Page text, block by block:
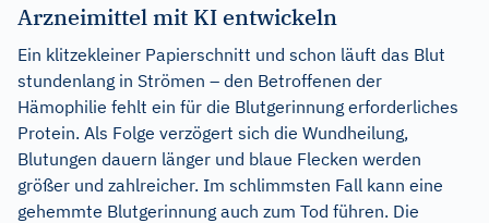
Arzneimittel mit KI entwickeln
Ein klitzekleiner Papierschnitt und schon läuft das Blut
stundenlang in Strömen – den Betroffenen der
Hämophilie fehlt ein für die Blutgerinnung erforderliches
Protein. Als Folge verzögert sich die Wundheilung,
Blutungen dauern länger und blaue Flecken werden
größer und zahlreicher. Im schlimmsten Fall kann eine
gehemmte Blutgerinnung auch zum Tod führen. Die